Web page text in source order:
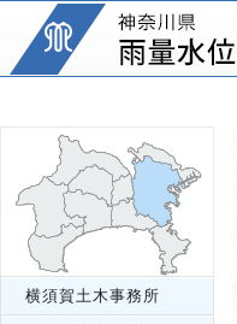
横須賀土木事務所